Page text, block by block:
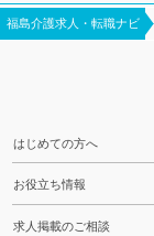
福島介護求人・転職ナビ
はじめての方へ
お役立ち情報
求人掲載のご相談